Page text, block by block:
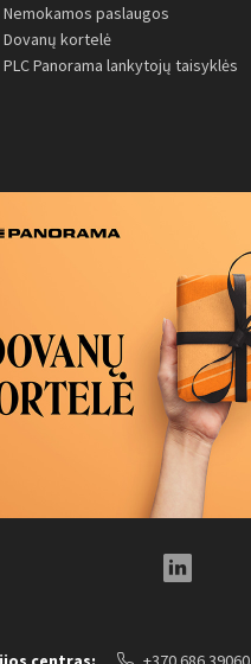
Nemokamos paslaugos
Dovanų kortelė
PLC Panorama lankytojų taisyklės